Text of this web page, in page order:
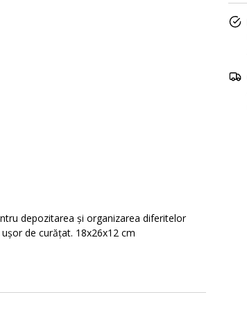
depozitarea și organizarea diferitelor
de curățat. 18x26x12 cm